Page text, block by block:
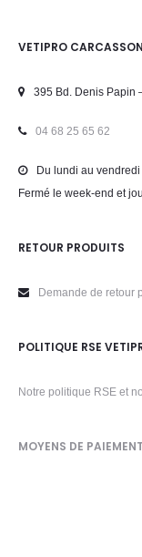
VETIPRO
395 Bd. Denis Papin
04 68 25 65 62
Du lundi au
Fermé le week-end et
RETOUR PRODUITS
Demande de retour
POLITIQUE RSE
Notre politique RSE et
MOYENS DE PAIEMENT